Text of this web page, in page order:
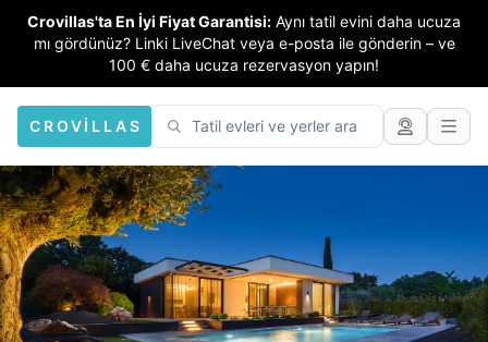
Crovillas'ta En İyi Fiyat Garantisi: Aynı tatil evini daha ucuza
mı gördünüz? Linki LiveChat veya e-posta ile gönderin – ve
100 € daha ucuza rezervasyon yapın!
CROVILLAS